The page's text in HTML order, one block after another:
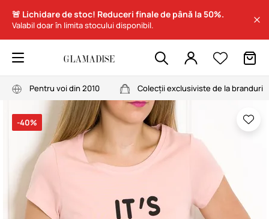
🚨 Lichidare de stoc! Reduceri finale de până la 50%.
Valabil doar în limita stocului disponibil.
Pentru voi din 2010 Colecții exclusiviste de la branduri
-40%